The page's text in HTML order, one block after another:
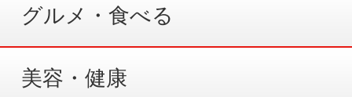
グルメ・食べる
美容・健康